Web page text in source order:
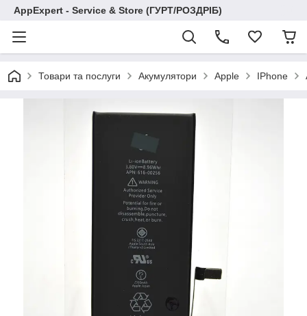
AppExpert - Service & Store (ГУРТ/РОЗДРІБ)
Товари та послуги Акумулятори Apple IPhone